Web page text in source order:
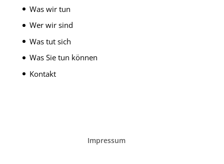
Was wir tun
Wer wir sind
Was tut sich
Was Sie tun können
Kontakt
Impressum